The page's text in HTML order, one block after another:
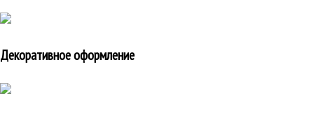
Декоративное оформление